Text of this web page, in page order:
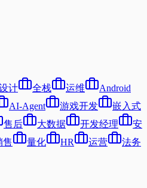
计 全栈 运维
Android
AI-Agent 游戏开发
嵌入式
售后 大数据 开发经理
安
售 量化 HR 运营
法务